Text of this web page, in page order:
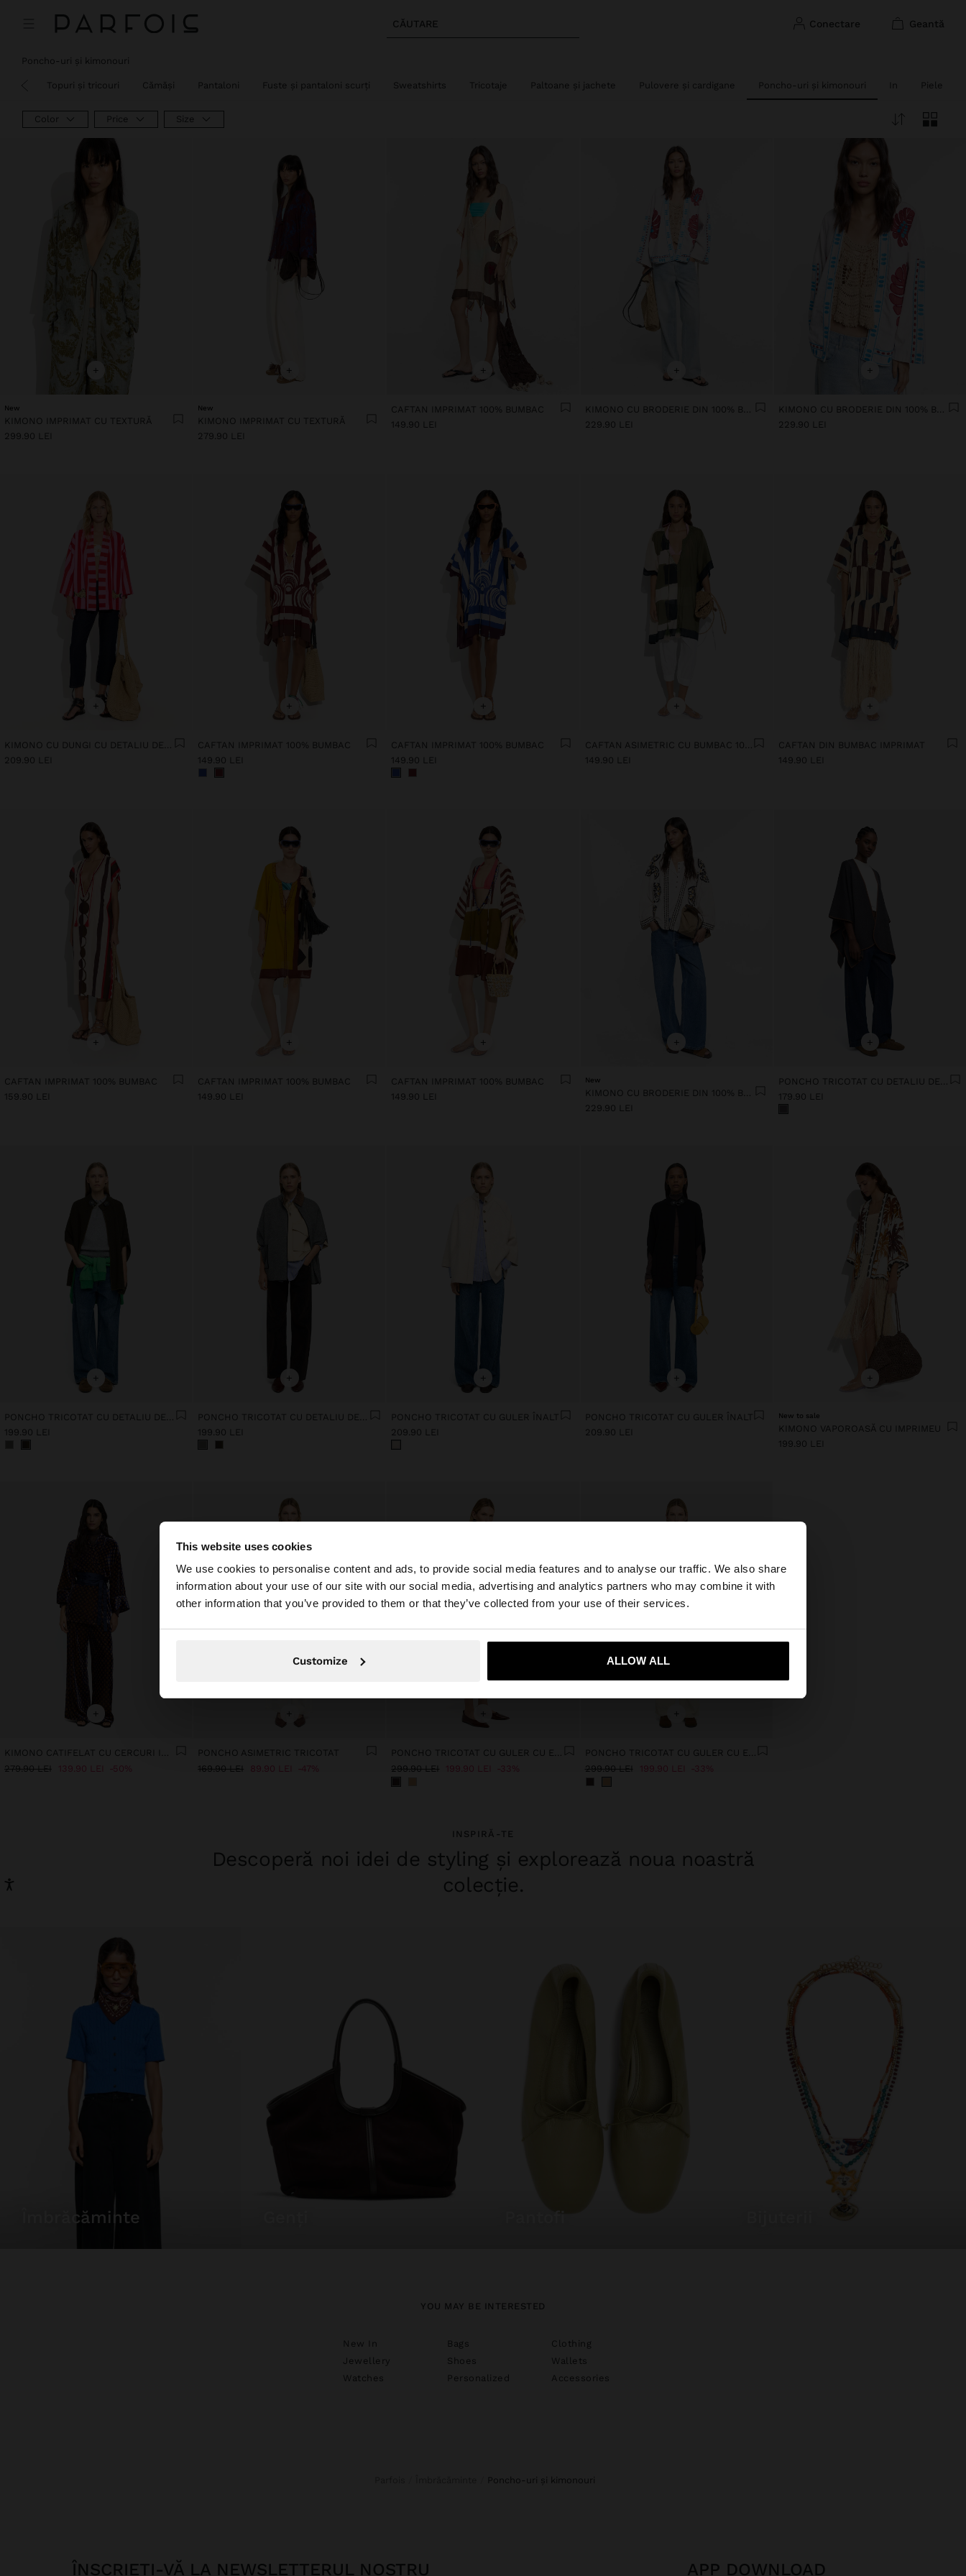
This website uses cookies
We use cookies to personalise content and ads, to provide social media features and to analyse our traffic. We also share
information about your use of our site with our social media, advertising and analytics partners who may combine it with
other information that you’ve provided to them or that they’ve collected from your use of their services.
Customize ALLOW ALL
CĂUTARE conectare geantă
×
Accesați site-ul din Romania. Doriți să parcurgeți site-ul nostru din United States?
Da, duceți-mă la United States
Poncho-uri și kimonouri
baie Topuri și tricouri Cămăși Pantaloni Fuste și pantaloni scurți Sweatshirts Tricotaje Paltoane și jachete Pulovere și cardigane Poncho-uri și kimonouri In Piele
Color Price Size
+
New
KIMONO IMPRIMAT CU TEXTURĂ
299.90 LEI
+
New
KIMONO IMPRIMAT CU TEXTURĂ
279.90 LEI
+
CAFTAN IMPRIMAT 100% BUMBAC
149.90 LEI
+
KIMONO CU BRODERIE DIN 100% BUMBAC
229.90 LEI
+
KIMONO CU BRODERIE DIN 100% BUMBAC
229.90 LEI
+
KIMONO CU DUNGI CU DETALIU DE PEȘTI
209.90 LEI
+
CAFTAN IMPRIMAT 100% BUMBAC
149.90 LEI
+
CAFTAN IMPRIMAT 100% BUMBAC
149.90 LEI
+
CAFTAN ASIMETRIC CU BUMBAC 100%
149.90 LEI
+
CAFTAN DIN BUMBAC IMPRIMAT
149.90 LEI
+
CAFTAN IMPRIMAT 100% BUMBAC
159.90 LEI
+
CAFTAN IMPRIMAT 100% BUMBAC
149.90 LEI
+
CAFTAN IMPRIMAT 100% BUMBAC
149.90 LEI
+
New
229.90 LEI
+
179.90 LEI
+
199.90 LEI
+
199.90 LEI
+
PONCHO TRICOTAT CU GULER ÎNALT
209.90 LEI
+
PONCHO TRICOTAT CU GULER ÎNALT
209.90 LEI
+
New to sale
KIMONO VAPOROASĂ CU IMPRIMEU
199.90 LEI
+
KIMONO CATIFELAT CU CERCURI IMPRIMATE
279.90 LEI 139.90 LEI 50%
PONCHO ASIMETRIC TRICOTAT
169.90 LEI 89.90 LEI 47%
PONCHO TRICOTAT CU GULER CU EFECT DE BLANĂ
299.90 LEI 199.90 LEI 33%
PONCHO TRICOTAT CU GULER CU EFECT DE BLANĂ
299.90 LEI 199.90 LEI 33%
INSPIRĂ-TE
Descoperă noi idei de styling și explorează noua noastră
colecție.
îmbrăcăminte
YOU MAY BE INTERESTED
New In Bags
Clothing
Jewellery
Shoes
Wallets
Watches
Personalized Accessories
poncho-uri și kimonouri
ÎNSCRIEȚI-VĂ LA NEWSLETTERUL NOSTRU APP DOWNLOAD